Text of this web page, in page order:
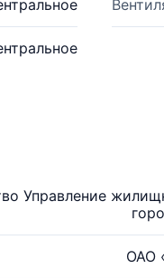
Управление
ОАО